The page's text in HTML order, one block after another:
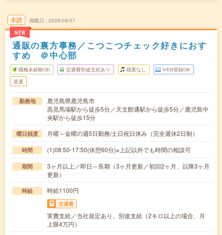
未読
NEW
掲載日 2026/08/07
通販の裏方事務／こつこつチェック好きにおす
すめ ＠中心部
職種未経験OK 交通費別途支給あり 残業なし WEB登録OK
派遣
勤務地
鹿児島県鹿児島市
高見馬場駅から徒歩5分／天文館通駅から徒歩5分／鹿児島中
央駅から徒歩15分
曜日頻度 月曜～金曜の週5日勤務/土日祝日休み（完全週休2日制）
時間 (1)08:50-17:50(休憩60分)※上記以外でも時間の相談可
期間
3ヶ月以上／即日～長期（3ヶ月更新／初回2ヶ月、以降3ヶ月
更新）
時給 時給1100円
交通費
実費支給／当社規定あり。別途支給（2キロ以上の場合、月
上限4万円）